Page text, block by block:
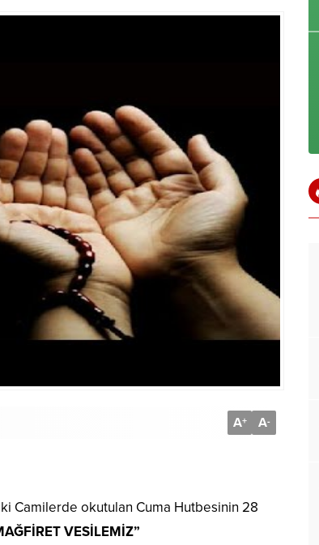
A+ A-
Camilerde okutulan Cuma Hutbesinin 28
VESİLEMİZ”